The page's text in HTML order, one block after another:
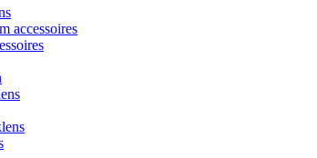
accessoires